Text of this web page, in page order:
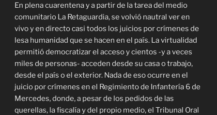
En plena cuarentena y a partir de la tarea del medio
comunitario La Retaguardia, se volvió nautral ver en
vivo y en directo casi todos los juicios por crímenes de
lesa humanidad que se hacen en el país. La virtualidad
permitió democratizar el acceso y cientos -y a veces
miles de personas- acceden desde su casa o trabajo,
desde el país o el exterior. Nada de eso ocurre en el
juicio por crímenes en el Regimiento de Infantería 6 de
Mercedes, donde, a pesar de los pedidos de las
querellas, la fiscalía y del propio medio, el Tribunal Oral